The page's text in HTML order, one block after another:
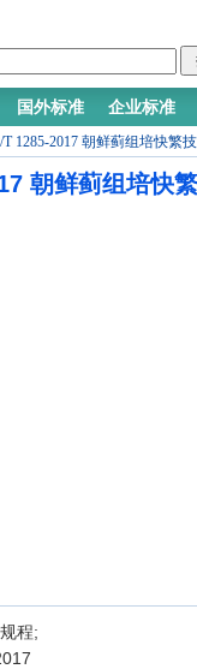
国外标准 企业标准
T 1285-2017 朝鲜蓟组培快繁
朝鲜蓟组培快
程;